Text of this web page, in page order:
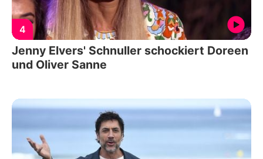
4
Jenny Elvers' Schnuller schockiert Doreen
und Oliver Sanne